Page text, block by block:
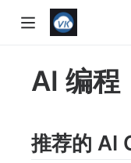
AI 编程
推荐的 AI